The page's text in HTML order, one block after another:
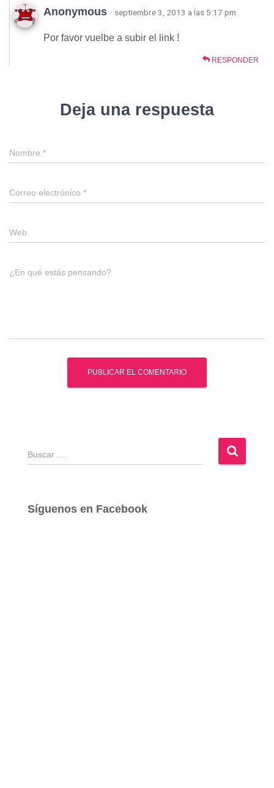
Anonymous · septiembre 3, 2013 a las 5:17 pm
Por favor vuelbe a subir el link !
RESPONDER
Deja una respuesta
Nombre *
Correo electrónico *
Web
¿En qué estás pensando?
B
u
a
Síguenos en Facebook